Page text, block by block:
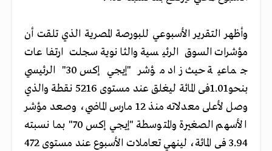
وأظهر التقرير الأسبوعي للبورصة المصرية الذي تلقت أن
مؤشرات السوق الرئيسية والثانوية سجلت ارتفاعات
جماعية حيث زاد مؤشر "إيجي إكس 30" الرئيسي
بنحو1.01فى المائة ليغلق عند مستوى 5216 نقطة والذي
وصل لأعلى معدلاته منذ 12 مارس الماضي، وصعد مؤشر
الأسهم الصغيرة والمتوسطة "إيجي إكس 70" بما نسبته
3.94 فى المائة، لينهي تعاملات الأسبوع عند مستوى 472